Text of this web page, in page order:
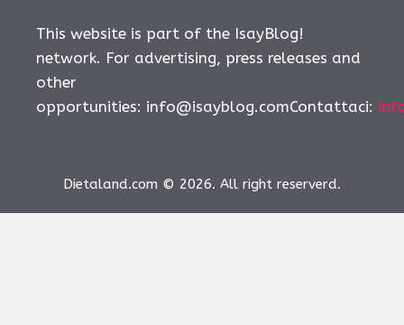
This website is part of the IsayBlog!
network. For advertising, press releases and
other
opportunities: info@isayblog.comContattaci:
Dietaland.com © 2026. All right reserverd.